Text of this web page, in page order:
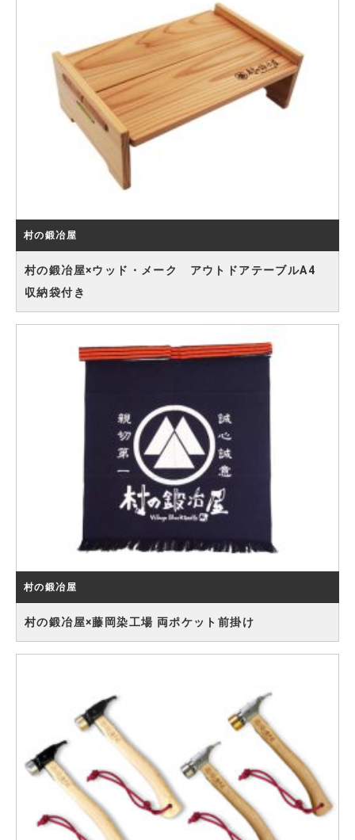
村の鍛冶屋
村の鍛冶屋×ウッド・メーク アウトドアテーブルA4
収納袋付き
村の鍛冶屋
村の鍛冶屋×藤岡染工場 両ポケット前掛け